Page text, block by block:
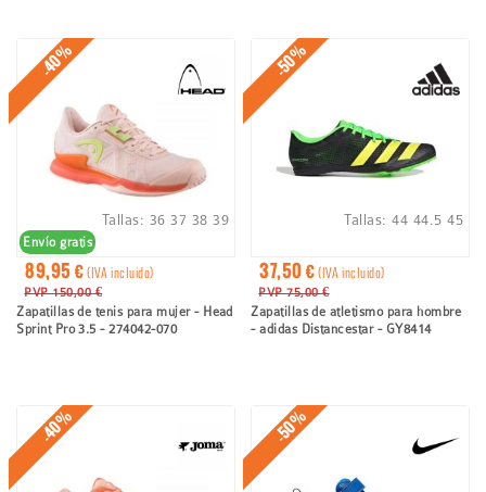
Envío gratis
-40%
89,95 €(IVA incluido)
PVP 150,00 €
Zapatillas de tenis para mujer - Head
Sprint Pro 3.5 - 274042-070
Tallas: 36 37 38 39
-50%
37,50 €(IVA incluido)
PVP 75,00 €
Zapatillas de atletismo para hombre
- adidas Distancestar - GY8414
Tallas:44 44.5 45
-40% -50%